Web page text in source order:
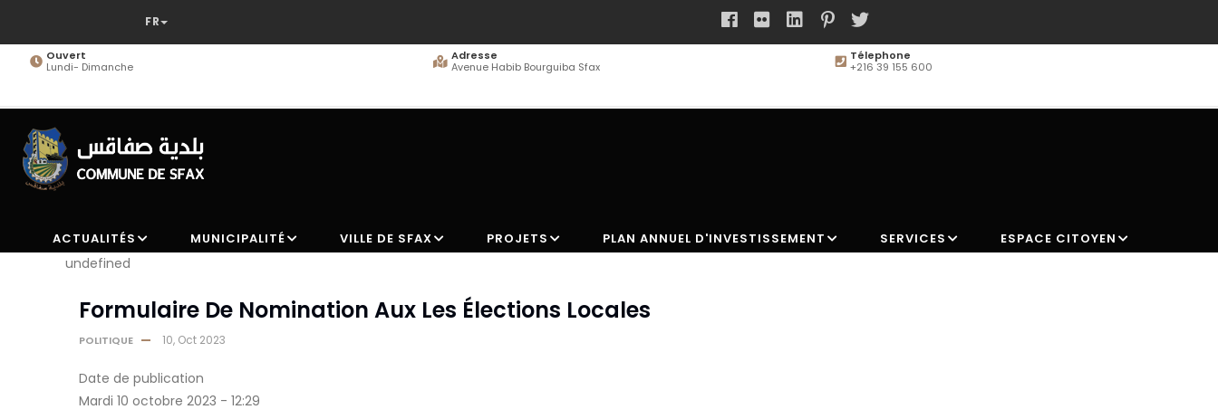
contenuOuvert
Lundi- Dimanche
Adresse
Avenue Habib Bourguiba Sfax
Télephone
+216 39 155 600
NAVIGATION
ACTUALITÉS MUNICIPALITÉ VILLE DE SFAX PROJETS PLAN ANNUEL D'INVESTISSEMENT SERVICES ESPACE CITOYEN
undefined
Formulaire De Nomination Aux Les Élections Locales
POLITIQUE 10, Oct 2023
Date de publication
Mardi 10 octobre 2023 - 12:29